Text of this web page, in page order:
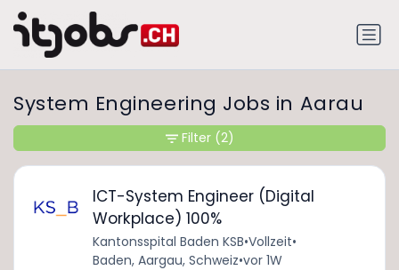
System Engineering Jobs in Aarau
ICT-System Engineer (Digital
Workplace) 100%
Kantonsspital Baden KSB•Vollzeit•
Baden, Aargau, Schweiz•vor 1W
Filter (2)